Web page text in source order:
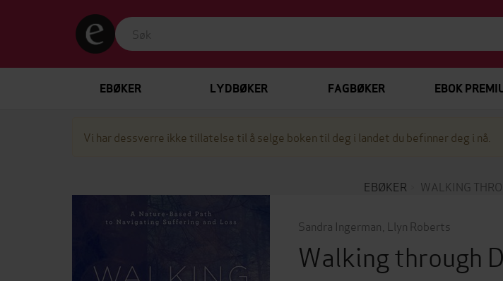
EBØKER LYDBØKER FAGBØKER EBOK
Vi har dessverre ikke tillatelse til å selge boken til deg i landet du befinner deg i nå.
EBØKER WALKING
Sandra Ingerman Llyn Roberts
Walking through